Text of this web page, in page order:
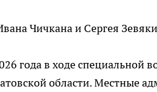
Чичкана и Сергея
года в ходе специальной
области. Местные